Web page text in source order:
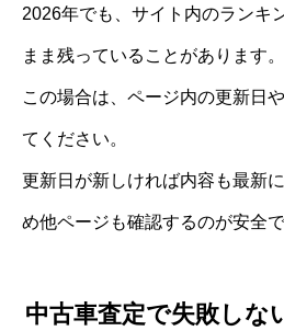
2026年でも、サイト内のランキ
まま残っていることがあります。
この場合は、ページ内の更新日
てください。
更新日が新しければ内容も最新
め他ページも確認するのが安全で
中古車査定で失敗しな